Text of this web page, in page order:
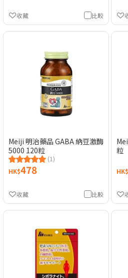
比較
收藏
Meiji 明治藥品 GABA 納豆激酶
5000 120粒
(1)
HK$478
比較
收藏
粒
HK$